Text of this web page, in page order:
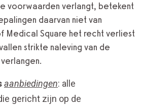
voorwaarden verlangt, betekent
daarvan niet van
Medical Square het recht verliest
strikte naleving van de
aanbiedingen: alle
gericht zijn op de